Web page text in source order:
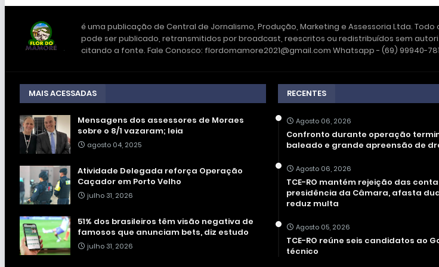
é uma publicação de Central de Jornalismo, Produção, Marketing e Assessoria Ltda.
pode ser publicado, retransmitidos por broadcast, reescritos ou redistribuídos sem
citando a fonte. Fale Conosco: flordomamore2021@gmail.com Whatsapp - (69) 99940-
MAIS ACESSADAS
Mensagens dos assessores de Moraes
sobre o 8/1 vazaram; leia
agosto 04, 2025
Atividade Delegada reforça Operação
Caçador em Porto Velho
julho 31, 2026
51% dos brasileiros têm visão negativa de
famosos que anunciam bets, diz estudo
julho 31, 2026
RECENTES
Agosto 06, 2026
Confronto durante operação
baleado e grande apreensão de
Agosto 06, 2026
TCE-RO mantém rejeição das
presidência da Câmara, afasta
reduz multa
Agosto 05, 2026
TCE-RO reúne seis candidatos ao
técnico